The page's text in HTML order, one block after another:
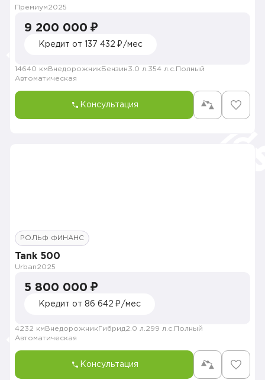
Премиум2025
9 200 000 ₽
Кредит от 137 432 ₽/мес
14640 км Внедорожник Бензин3.0 л. 354 л.с. Полный
Автоматическая
Консультация
РОЛЬФ ФИНАНС
Tank 500
Urban2025
5 800 000 ₽
Кредит от 86 642 ₽/мес
4232 км Внедорожник Гибрид2.0 л. 299 л.с. Полный
Автоматическая
Консультация